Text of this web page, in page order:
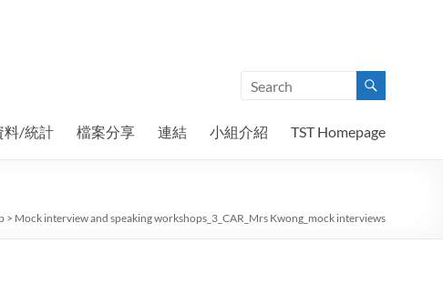
料/統計 檔案分享 連結 小組介紹 TST Homepage
> Mock interview and speaking workshops_3_CAR_Mrs Kwong_mock interviews